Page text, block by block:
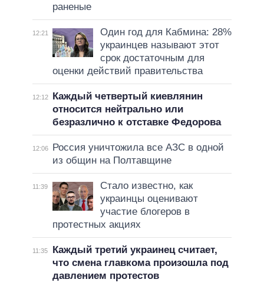
раненые
12:21
Один год для Кабмина: 28%
украинцев называют этот
срок достаточным для
оценки действий правительства
12:12
Каждый четвертый киевлянин
относится нейтрально или
безразлично к отставке Федорова
12:06
Россия уничтожила все АЗС в одной
из общин на Полтавщине
11:39
Стало известно, как
украинцы оценивают
участие блогеров в
протестных акциях
11:35
Каждый третий украинец считает,
что смена главкома произошла под
давлением протестов